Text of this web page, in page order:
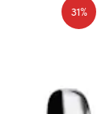
31%